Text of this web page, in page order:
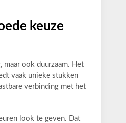
keuze
maar ook duurzaam. Het
vaak unieke stukken
verbinding met het
look te geven. Dat